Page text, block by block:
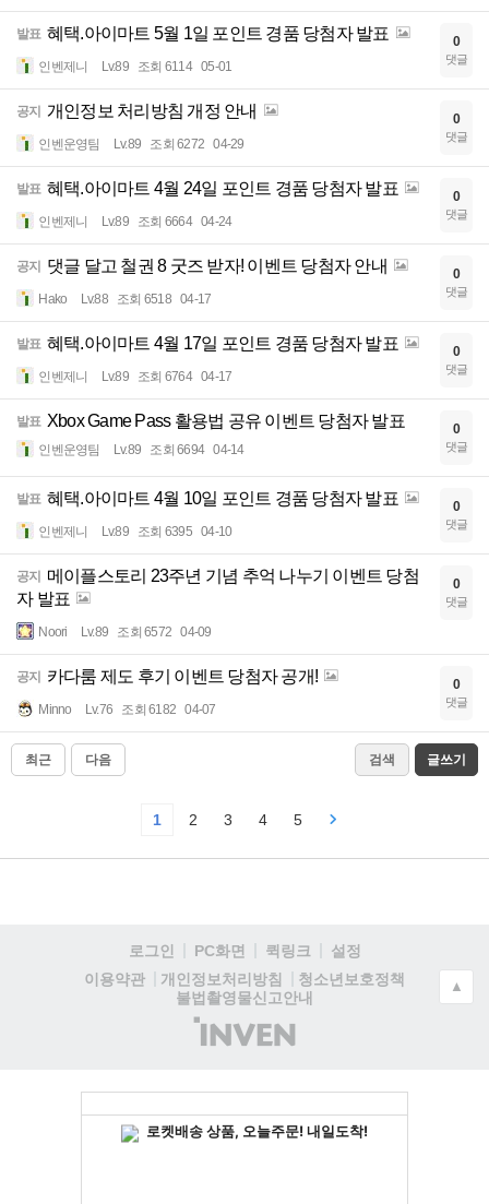
발표 혜택.아이마트 5월 1일 포인트 경품 당첨자 발표
인벤제니 Lv.89 조회 6114 05-01
0
댓글
공지 개인정보 처리방침 개정 안내
인벤운영팀 Lv.89 조회 6272 04-29
0
댓글
발표 혜택.아이마트 4월 24일 포인트 경품 당첨자 발표
인벤제니 Lv.89 조회 6664 04-24
0
댓글
공지 댓글 달고 철권 8 굿즈 받자! 이벤트 당첨자 안내
Hako Lv.88 조회 6518 04-17
0
댓글
발표 혜택.아이마트 4월 17일 포인트 경품 당첨자 발표
인벤제니 Lv.89 조회 6764 04-17
0
댓글
발표 Xbox Game Pass 활용법 공유 이벤트 당첨자 발표
인벤운영팀 Lv.89 조회 6694 04-14
0
댓글
발표 혜택.아이마트 4월 10일 포인트 경품 당첨자 발표
인벤제니 Lv.89 조회 6395 04-10
0
댓글
공지
메이플스토리 23주년 기념 추억 나누기 이벤트 당첨
자 발표
Noori Lv.89 조회 6572 04-09
0
댓글
공지 카다룸 제도 후기 이벤트 당첨자 공개!
Minno Lv.76 조회 6182 04-07
0
댓글
최근 다음 검색 글쓰기
1 2 3 4 5
로그인 PC화면 퀵링크
설정
이용약관
개인정보처리방침
청소년보호정책
불법촬영물신고안내
(주)
인
▲